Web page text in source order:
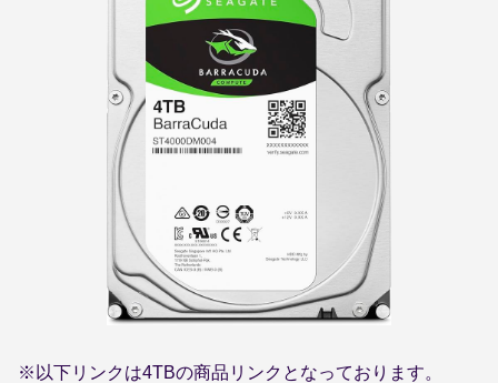
※以下リンクは4TBの商品リンクとなっております。